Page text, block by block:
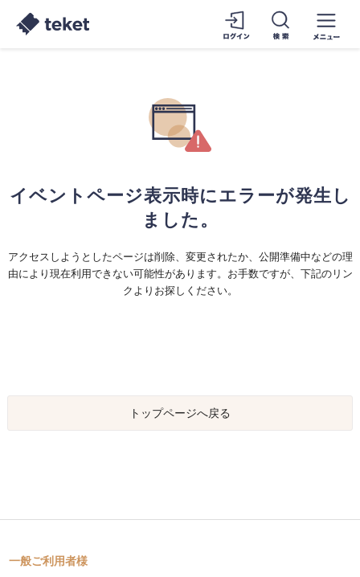
イベントページ表示時にエラーが発生し
ました。
アクセスしようとしたページは削除、変更されたか、公開準備中などの理
由により現在利用できない可能性があります。お手数ですが、下記のリン
クよりお探しください。
トップページへ戻る
一般ご利用者様